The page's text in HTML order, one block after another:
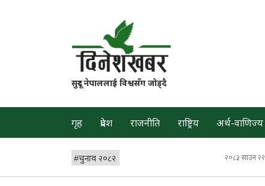
सुदूर नेपाललाई विश्वसँग जोड्दै
गृह प्रदेश राजनीति राष्ट्रिय अर्थ-वाणिज्य
#चुनाव २०८२ २०८३ साउन २२